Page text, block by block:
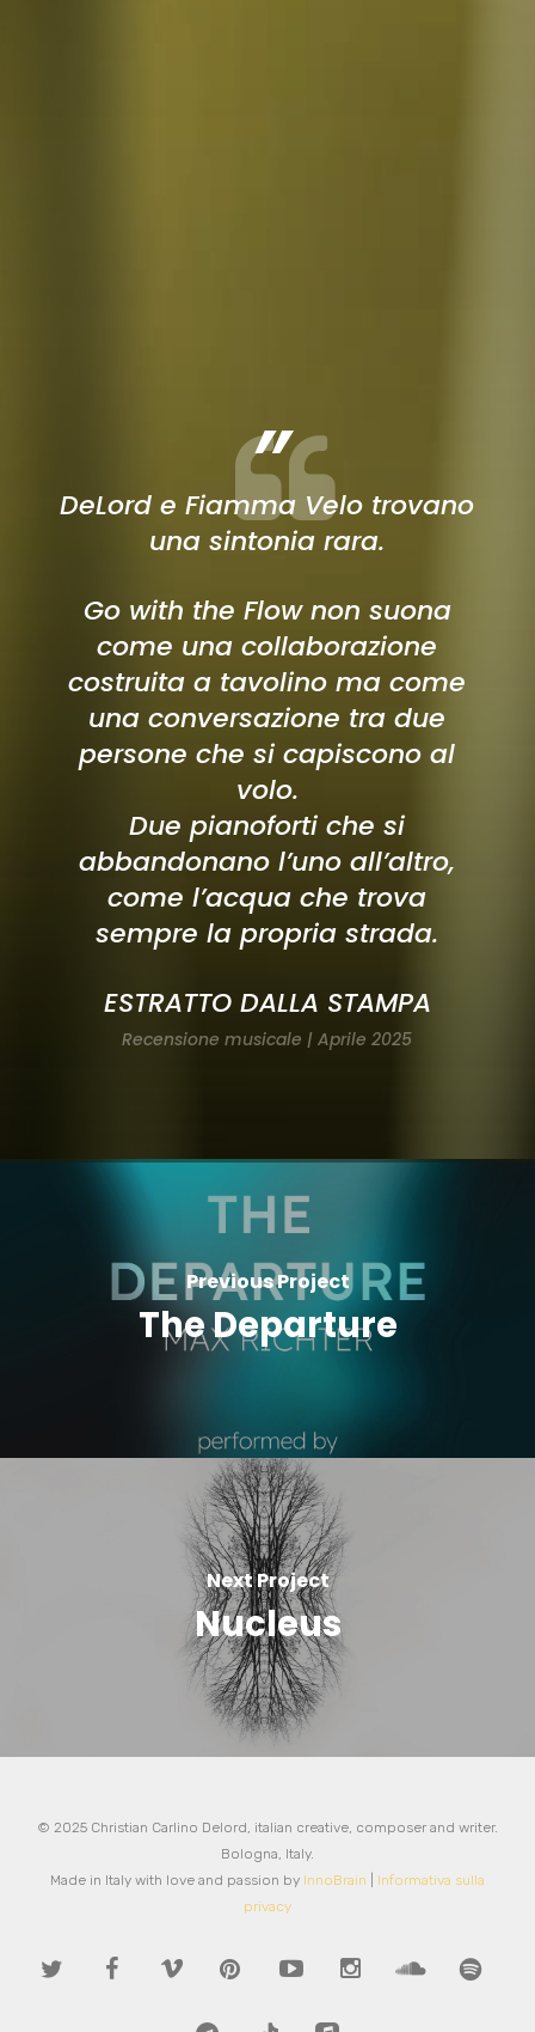
”
DeLord e Fiamma Velo trovano
una sintonia rara.
Go with the Flow non suona
come una collaborazione
costruita a tavolino ma come
una conversazione tra due
persone che si capiscono al
volo.
Due pianoforti che si
abbandonano l’uno all’altro,
come l’acqua che trova
sempre la propria strada.
ESTRATTO DALLA STAMPA
Recensione musicale | Aprile 2025
Previous Project
The Departure
Next Project
Nucleus
© 2025 Christian Carlino Delord, italian creative, composer and writer.
Bologna, Italy.
Made in Italy with love and passion by InnoBrain
Informativa sulla
privacy
twitter facebookvimeo pinterest youtube instagramsoundcloudspotify